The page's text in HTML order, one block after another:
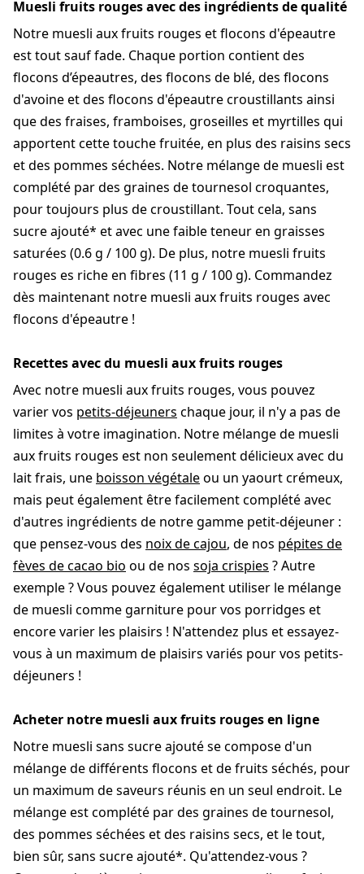
Muesli fruits rouges avec des ingrédients de qualité
Notre muesli aux fruits rouges et flocons d'épeautre
est tout sauf fade. Chaque portion contient des
flocons d’épeautres, des flocons de blé, des flocons
d'avoine et des flocons d'épeautre croustillants ainsi
que des fraises, framboises, groseilles et myrtilles qui
apportent cette touche fruitée, en plus des raisins secs
et des pommes séchées. Notre mélange de muesli est
complété par des graines de tournesol croquantes,
pour toujours plus de croustillant. Tout cela, sans
sucre ajouté* et avec une faible teneur en graisses
saturées (0.6 g / 100 g). De plus, notre muesli fruits
rouges es riche en fibres (11 g / 100 g). Commandez
dès maintenant notre muesli aux fruits rouges avec
flocons d'épeautre !
Recettes avec du muesli aux fruits rouges
Avec notre muesli aux fruits rouges, vous pouvez
varier vos petits-déjeuners chaque jour, il n'y a pas de
limites à votre imagination. Notre mélange de muesli
aux fruits rouges est non seulement délicieux avec du
lait frais, une boisson végétaleou un yaourt crémeux,
mais peut également être facilement complété avec
d'autres ingrédients de notre gamme petit-déjeuner :
que pensez-vous des noix de cajou, de nos pépites de
fèves de cacao bio ou de nos soja crispies ? Autre
exemple ? Vous pouvez également utiliser le mélange
de muesli comme garniture pour vos porridges et
encore varier les plaisirs ! N'attendez plus et essayez-
vous à un maximum de plaisirs variés pour vos petits-
déjeuners !
Acheter notre muesli aux fruits rouges en ligne
Notre muesli sans sucre ajouté se compose d'un
mélange de différents flocons et de fruits séchés, pour
un maximum de saveurs réunis en un seul endroit. Le
mélange est complété par des graines de tournesol,
des pommes séchées et des raisins secs, et le tout,
bien sûr, sans sucre ajouté*. Qu'attendez-vous ?